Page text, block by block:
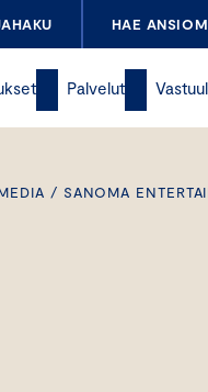
HAE
Palvelut
/ SANOMA